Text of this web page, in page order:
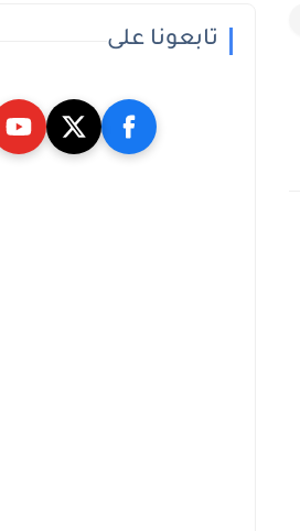
تابعونا على